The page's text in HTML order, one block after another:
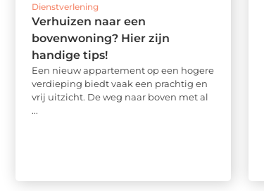
Dienstverlening
Verhuizen naar een
bovenwoning? Hier zijn
handige tips!
Een nieuw appartement op een hogere
verdieping biedt vaak een prachtig en
vrij uitzicht. De weg naar boven met al
...